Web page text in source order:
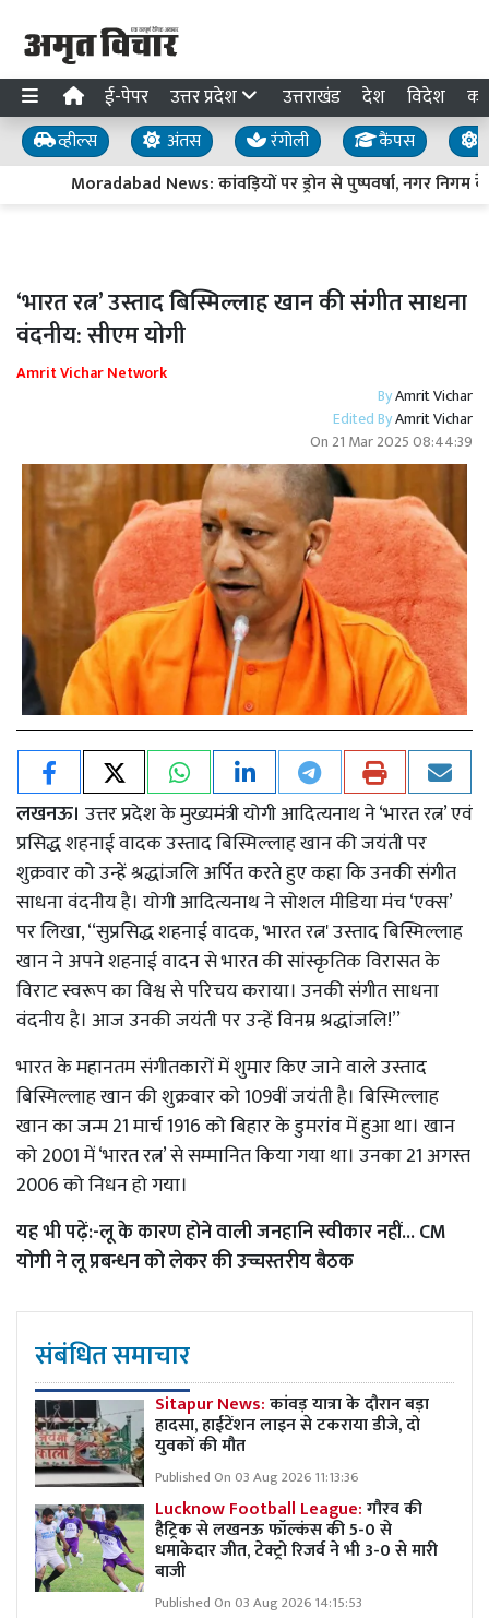
ई-पेपर उत्तर प्रदेश उत्तराखंड देश विदेश
व्हील्स अंतस रंगोली कैंपस
Moradabad News: कांवड़ियों पर ड्रोन से पुष्पवर्षा, नगर निगम के
‘भारत रत्न’ उस्ताद बिस्मिल्लाह खान की संगीत साधना
वंदनीय: सीएम योगी
Amrit Vichar Network
ByAmrit Vichar
Edited ByAmrit Vichar
On 21 Mar 2025 08:44:39
लखनऊ। उत्तर प्रदेश के मुख्यमंत्री योगी आदित्यनाथ ने ‘भारत रत्न’ एवं
प्रसिद्ध शहनाई वादक उस्ताद बिस्मिल्लाह खान की जयंती पर
शुक्रवार को उन्हें श्रद्धांजलि अर्पित करते हुए कहा कि उनकी संगीत
साधना वंदनीय है। योगी आदित्यनाथ ने सोशल मीडिया मंच ‘एक्स’
पर लिखा, ‘‘सुप्रसिद्ध शहनाई वादक, 'भारत रत्न' उस्ताद बिस्मिल्लाह
खान ने अपने शहनाई वादन से भारत की सांस्कृतिक विरासत के
विराट स्वरूप का विश्व से परिचय कराया। उनकी संगीत साधना
वंदनीय है। आज उनकी जयंती पर उन्हें विनम्र श्रद्धांजलि!’’
भारत के महानतम संगीतकारों में शुमार किए जाने वाले उस्ताद
बिस्मिल्लाह खान की शुक्रवार को 109वीं जयंती है। बिस्मिल्लाह
खान का जन्म 21 मार्च 1916 को बिहार के डुमरांव में हुआ था। खान
को 2001 में ‘भारत रत्न’ से सम्मानित किया गया था। उनका 21 अगस्त
2006 को निधन हो गया।
यह भी पढ़ें:-लू के कारण होने वाली जनहानि स्वीकार नहीं... CM
योगी ने लू प्रबन्धन को लेकर की उच्चस्तरीय बैठक
संबंधित समाचार
Sitapur News:कांवड़ यात्रा के दौरान बड़ा
हादसा, हाईटेंशन लाइन से टकराया डीजे, दो
युवकों की मौत
Published On 03 Aug 2026 11:13:36
Lucknow Football League:गौरव की
हैट्रिक से लखनऊ फॉल्कंस की 5-0 से
धमाकेदार जीत, टेक्ट्रो रिजर्व ने भी 3-0 से मारी
बाजी
Published On 03 Aug 2026 14:15:53